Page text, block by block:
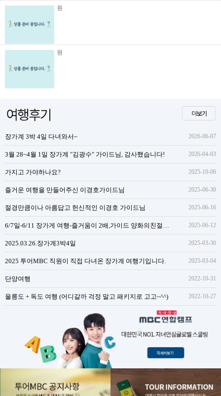
원
원
장가계 3박 4일 다녀와서~ 2026-06-07
3월 28~4월 1일 장가계 "김광수" 가이드님, 감사했습니다! 2026-04-03
가지고 가야하나요? 2025-10-06
즐거운 여행을 만들어주신 이경호가이드님 2025-06-30
절경만큼이나 아름답고 헌신적인 이경호 가이드님 2025-06-16
2025-06-12
2025.03.26.장가계3박4일 2025-03-30
2025 투어MBC 직원이 직접 다녀온 장가계 여행기입니다. 2025-03-04
단양여행 2022-10-31
울릉도 + 독도 여행 (어디갈까 걱정 말고 패키지로 고고~^^) 2022-10-27